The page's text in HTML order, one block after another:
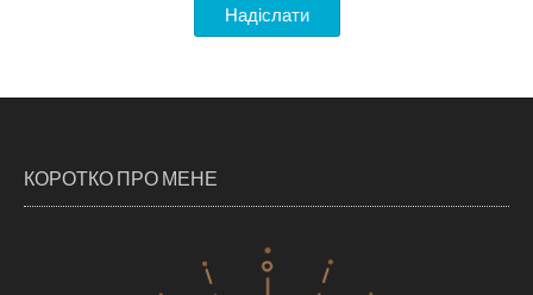
КОРОТКО ПРО МЕНЕ